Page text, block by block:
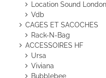
Location Sound London
Vdb
CAGES ET SACOCHES
Rack-N-Bag
ACCESSOIRES HF
Ursa
Viviana
Bubblebee